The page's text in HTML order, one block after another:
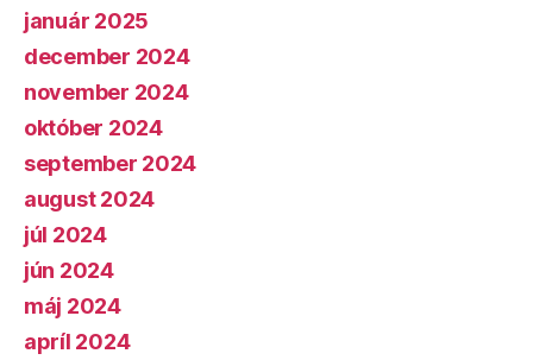
január 2025
december 2024
november 2024
október 2024
september 2024
august 2024
júl 2024
jún 2024
máj 2024
apríl 2024